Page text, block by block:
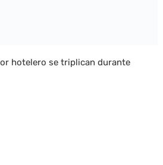
hotelero se triplican durante